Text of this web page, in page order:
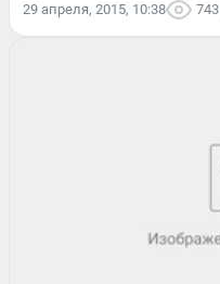
29 апреля, 2015, 10:38 743